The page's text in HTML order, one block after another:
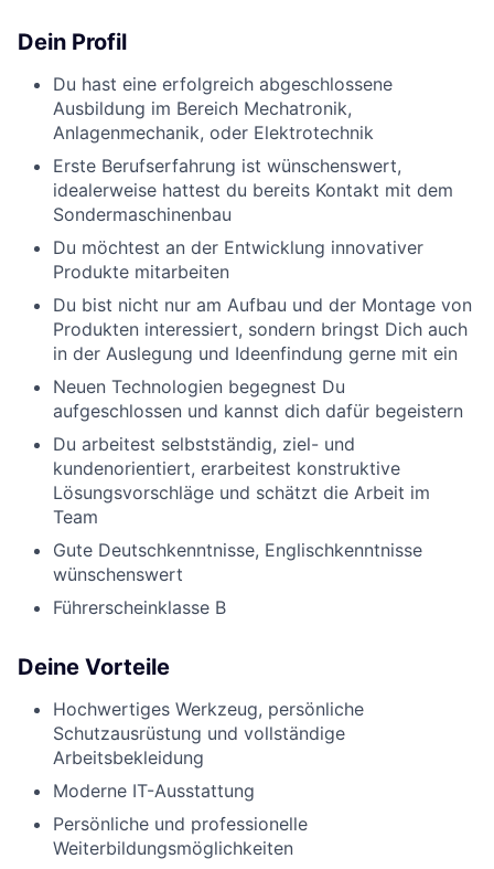
Dein Profil
Du hast eine erfolgreich abgeschlossene
Ausbildung im Bereich Mechatronik,
Anlagenmechanik, oder Elektrotechnik
Erste Berufserfahrung ist wünschenswert,
idealerweise hattest du bereits Kontakt mit dem
Sondermaschinenbau
Du möchtest an der Entwicklung innovativer
Produkte mitarbeiten
Du bist nicht nur am Aufbau und der Montage von
Produkten interessiert, sondern bringst Dich auch
in der Auslegung und Ideenfindung gerne mit ein
Neuen Technologien begegnest Du
aufgeschlossen und kannst dich dafür begeistern
Du arbeitest selbstständig, ziel- und
kundenorientiert, erarbeitest konstruktive
Lösungsvorschläge und schätzt die Arbeit im
Team
Gute Deutschkenntnisse, Englischkenntnisse
wünschenswert
Führerscheinklasse B
Deine Vorteile
Hochwertiges Werkzeug, persönliche
Schutzausrüstung und vollständige
Arbeitsbekleidung
Moderne IT-Ausstattung
Persönliche und professionelle
Weiterbildungsmöglichkeiten